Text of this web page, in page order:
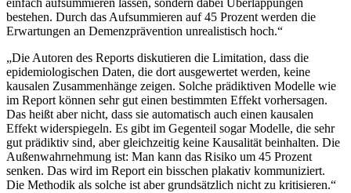
einfach aufsummieren lassen, sondern dabei Überlappungen
bestehen. Durch das Aufsummieren auf 45 Prozent werden die
Erwartungen an Demenzprävention unrealistisch hoch.“
„Die Autoren des Reports diskutieren die Limitation, dass die
epidemiologischen Daten, die dort ausgewertet werden, keine
kausalen Zusammenhänge zeigen. Solche prädiktiven Modelle wie
im Report können sehr gut einen bestimmten Effekt vorhersagen.
Das heißt aber nicht, dass sie automatisch auch einen kausalen
Effekt widerspiegeln. Es gibt im Gegenteil sogar Modelle, die sehr
gut prädiktiv sind, aber gleichzeitig keine Kausalität beinhalten. Die
Außenwahrnehmung ist: Man kann das Risiko um 45 Prozent
senken. Das wird im Report ein bisschen plakativ kommuniziert.
Die Methodik als solche ist aber grundsätzlich nicht zu kritisieren.“